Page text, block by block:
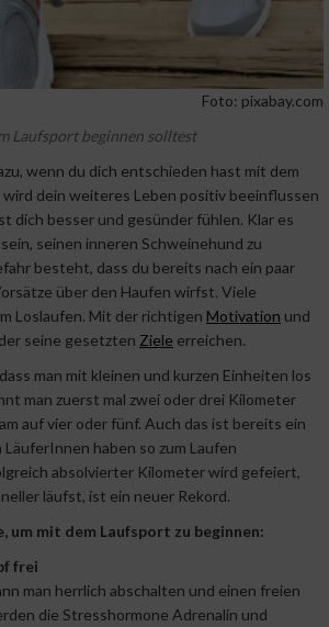
Foto: pixabay.com
Laufsport beginnen solltest
wenn du dich entschieden hast mit dem
wird dein weiteres Leben positiv beeinflussen
dich besser und gesünder fühlen. Klar es
seinen inneren Schweinehund zu
besteht, dass du bereits nach ein paar
über den Haufen wirfst. Viele
Loslaufen. Mit der richtigen Motivation und
seine gesetzten Ziele erreichen.
man mit kleinen und kurzen Einheiten los
man zuerst mal zwei oder drei Kilometer
auf vier oder fünf. Auch das ist bereits ein
haben so zum Laufen
absolvierter Kilometer wird gefeiert,
läufst, ist ein neuer Rekord.
um mit dem Laufsport zu beginnen:
frei
man herrlich abschalten und einen freien
die Stresshormone Adrenalin und